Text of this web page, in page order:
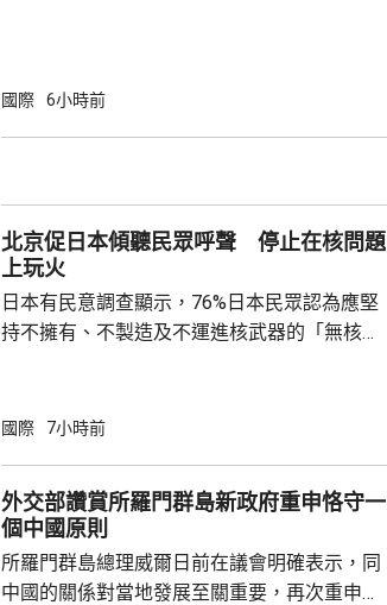
完全專制政權，參與抹黑俄羅斯武裝部隊的活
國際 6小時前
北京促日本傾聽民眾呼聲 停止在核問題
上玩火
日本有民意調查顯示，76%日本民眾認為應堅
持不擁有、不製造及不運進核武器的「無核三
言人林劍回應指，民調結果充分反映日本主流
圖突破「無核三原則」，暴露出日本右翼勢力
日益膨脹的政治、軍事野心，是拿一億多日本
人民的未來豪賭。 林劍指出，民心不...
國際 7小時前
外交部讚賞所羅門群島新政府重申恪守一
個中國原則
所羅門群島總理威爾日前在議會明確表示，同
中國的關係對當地發展至關重要，再次重申所